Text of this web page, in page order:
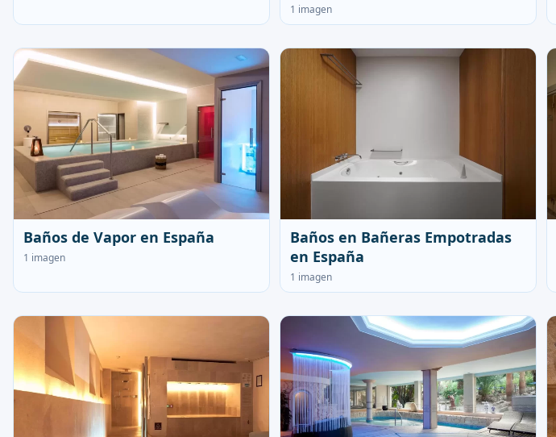
1 imagen
Baños de Vapor en España
1 imagen
Baños en Bañeras Empotradas
en España
1 imagen